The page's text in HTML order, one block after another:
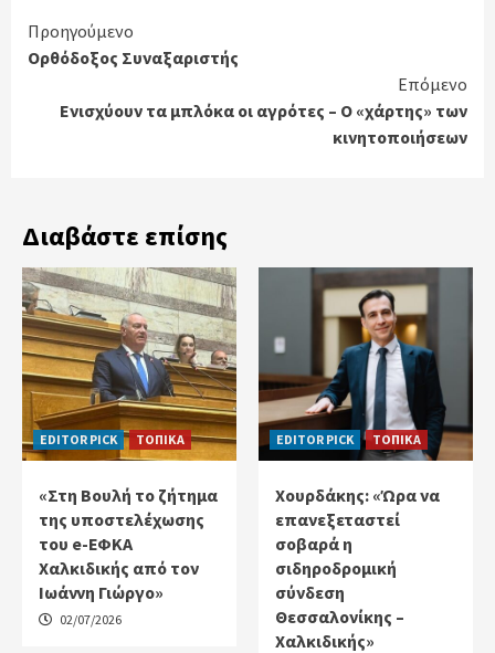
Continue
Reading
Προηγούμενο
Ορθόδοξος Συναξαριστής
Επόμενο
Ενισχύουν τα μπλόκα οι αγρότες – Ο «χάρτης» των
κινητοποιήσεων
Διαβάστε επίσης
EDITOR PICK ΤΟΠΙΚΑ
«Στη Βουλή το ζήτημα
της υποστελέχωσης
του e-ΕΦΚΑ
Χαλκιδικής από τον
Ιωάννη Γιώργο»
02/07/2026
EDITOR PICK ΤΟΠΙΚΑ
Χουρδάκης: «Ώρα να
επανεξεταστεί
σοβαρά η
σιδηροδρομική
σύνδεση
Θεσσαλονίκης –
Χαλκιδικής»